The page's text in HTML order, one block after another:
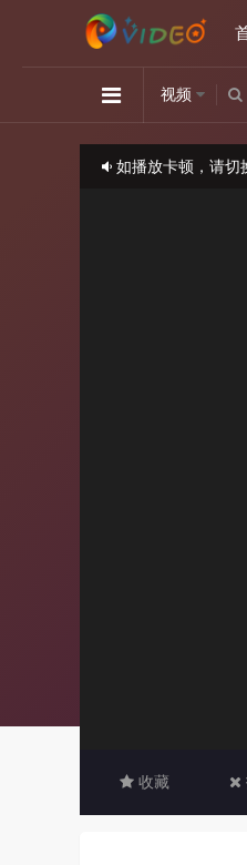
视频
如播放卡顿，请切
收藏